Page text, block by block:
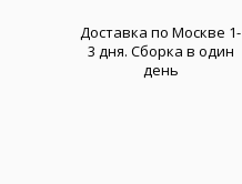
Доставка по Москве 1-
3 дня. Cборка в один
день